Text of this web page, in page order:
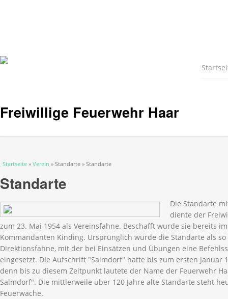
Freiwillige Feuerwehr Haar
Sie sind hier
Startseite » Verein » Standarte » Standarte
Standarte
Die Standarte
diente der
zum 23. Mai 1954 als Vereinsfahne. Beschafft wurde sie bereits
Kommandanten Kinding. Ursprünglich wurde die Standarte als
Direktionsfahne, mit der bei Einsätzen und Übungen eine
eingesetzt. Die Aufschrift "Salmdorf" hatte bis zum ersten Januar
denn bis zu diesem Zeitpunkt lautete der Name der Feuerwehr
Salmdorf". Die mittlerweile über 120 Jahre alte Standarte steht
Feuerwache.